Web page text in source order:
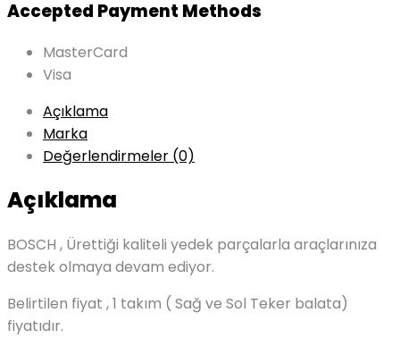
Accepted Payment Methods
MasterCard
Visa
Açıklama
Marka
Değerlendirmeler (0)
Açıklama
BOSCH , Ürettiği kaliteli yedek parçalarla araçlarınıza
destek olmaya devam ediyor.
Belirtilen fiyat , 1 takım ( Sağ ve Sol Teker balata)
fiyatıdır.